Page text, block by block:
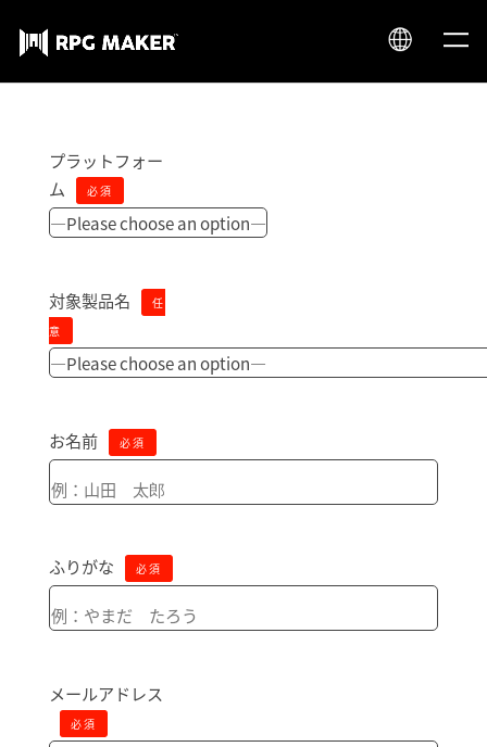
JP
プラットフォー
ム
必須
対象製品名
任
意
お名前 必須
ふりがな 必須
メールアドレス
必須